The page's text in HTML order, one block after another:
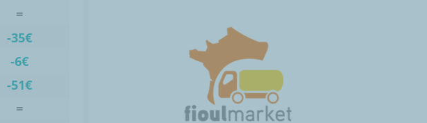
=
-35€
-6€
-51€
=